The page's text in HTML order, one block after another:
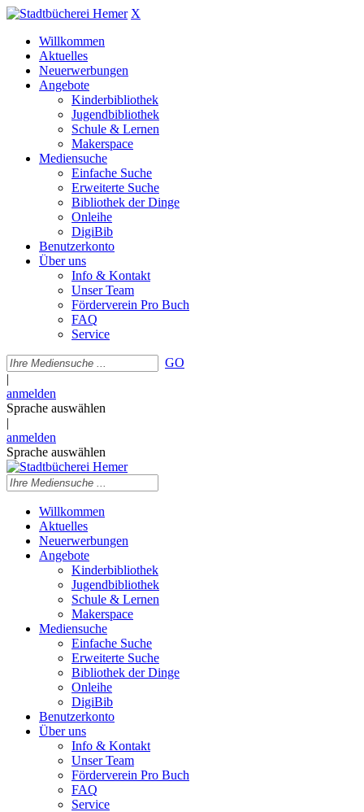
X
Willkommen
Aktuelles
Neuerwerbungen
Angebote
Kinderbibliothek
Jugendbibliothek
Schule & Lernen
Makerspace
Mediensuche
Einfache Suche
Erweiterte Suche
Bibliothek der Dinge
Onleihe
DigiBib
Benutzerkonto
Über uns
Info & Kontakt
Unser Team
Förderverein Pro Buch
FAQ
Service
GO
|
anmelden
Sprache auswählen
|
anmelden
Sprache auswählen
Willkommen
Aktuelles
Neuerwerbungen
Angebote
Kinderbibliothek
Jugendbibliothek
Schule & Lernen
Makerspace
Mediensuche
Einfache Suche
Erweiterte Suche
Bibliothek der Dinge
Onleihe
DigiBib
Benutzerkonto
Über uns
Info & Kontakt
Unser Team
Förderverein Pro Buch
FAQ
Service